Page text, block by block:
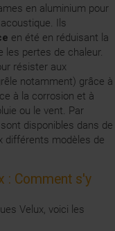
en aluminium pour
Ils
en été en réduisant la
les pertes de chaleur.
résister aux
notamment) grâce à
à la corrosion et à
ou le vent. Par
disponibles dans de
différents modèles de
: Comment s'y
Velux, voici les